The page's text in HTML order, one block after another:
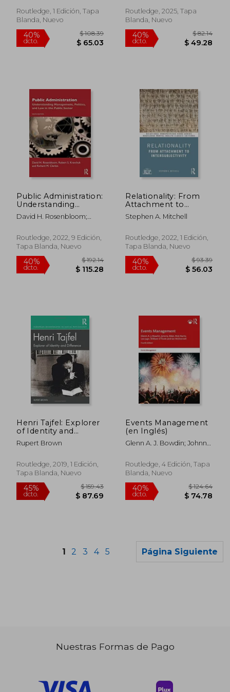
45%
dcto.
$ 186.82
$ 102.75
40%
dcto.
45% 40%
in Theatre &
Performance Studies)
Routledge, 1 Edición, Tapa
Blanda, Nuevo
$ 108.39
Innovation (en
Inglés)
Routledge, 2025, Tapa
Blanda, Nuevo
40%
Public Administration:
Understanding
Management,
Politics, and law in
Inglés)
David H. Rosenbloom;
Richard M Clerkin
Routledge, 2022, 9 Edición,
Tapa Blanda, Nuevo
Relationality: From
Attachment to
Intersubjectivity
(Relational
Series) (en Inglés)
Stephen A. Mitchell
Routledge, 2022, 1 Edición,
Tapa Blanda, Nuevo
Henri Tajfel: Explorer
of Identity and
Difference (European
Monographs in Social
Inglés)
Rupert Brown
Routledge, 2019, 1 Edición,
Tapa Blanda, Nuevo
Events Management
(en Inglés)
Glenn A. J. Bowdin; Johnny
William O'toole; Ian
Mcdonnell
Routledge, 4 Edición, Tapa
Blanda, Nuevo
1 2 3 4 5 Página Siguiente
Nuestras Formas de Pago